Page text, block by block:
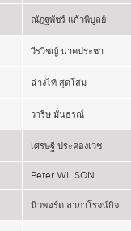
ณัฎฐพัชร์ แก้วพิบูลย์
วีรวิชญ์ นาคประชา
ฉ่างไท้ สุดโสม
วาริษ มั่นธรณ์
เศรษฐี ประคองเวช
Peter WILSON
นิวพอร์ต ลาภาโรจน์กิจ